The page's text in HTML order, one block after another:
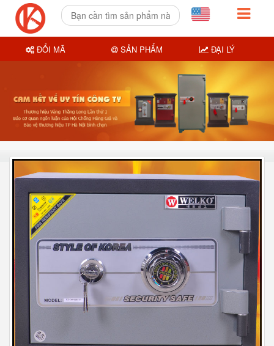
ĐỔI MÃ SẢN PHẨM ĐẠI LÝ